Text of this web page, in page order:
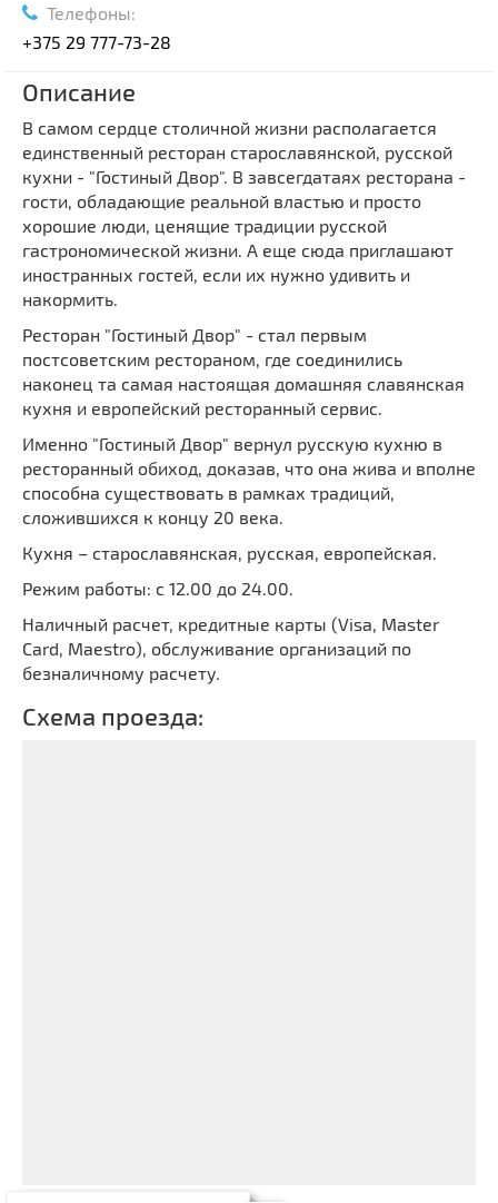
Телефоны:
+375 29 777-73-28
Описание
В самом сердце столичной жизни располагается
единственный ресторан старославянской, русской
кухни - "Гостиный Двор". В завсегдатаях ресторана -
гости, обладающие реальной властью и просто
хорошие люди, ценящие традиции русской
гастрономической жизни. А еще сюда приглашают
иностранных гостей, если их нужно удивить и
накормить.
Ресторан "Гостиный Двор" - стал первым
постсоветским рестораном, где соединились
наконец та самая настоящая домашняя славянская
кухня и европейский ресторанный сервис.
Именно "Гостиный Двор" вернул русскую кухню в
ресторанный обиход, доказав, что она жива и вполне
способна существовать в рамках традиций,
сложившихся к концу 20 века.
Кухня – старославянская, русская, европейская.
Режим работы: с 12.00 до 24.00.
Наличный расчет, кредитные карты (Visa, Master
Card, Maestro), обслуживание организаций по
безналичному расчету.
Схема проезда: